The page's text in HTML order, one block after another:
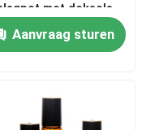
met deksels
Aanvraag sturen